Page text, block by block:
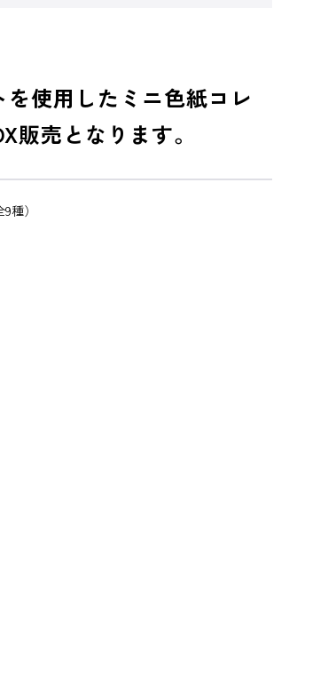
使用したミニ色紙コレ
売となります。
種）